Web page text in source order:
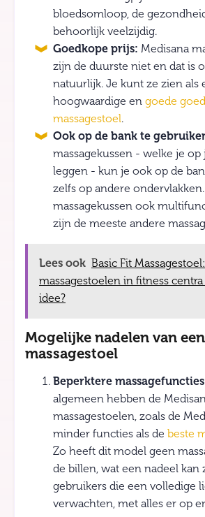
bloedsomloop, de
behoorlijk veelzijdig.
Goedkope prijs: Medisana
zijn de duurste niet en dat is
natuurlijk. Je kunt ze zien als
hoogwaardige en goede
massagestoel.
Ook op de bank te
massagekussen - welke je
leggen - kun je ook op de
zelfs op andere
massagekussen ook
zijn de meeste andere
Lees ook Basic Fit
massagestoelen in fitness
idee?
Mogelijke nadelen van
massagestoel
Beperktere massagefuncties
algemeen hebben de
massagestoelen, zoals de
minder functies als de beste
Zo heeft dit model geen
de billen, wat een nadeel kan
gebruikers die een volledige
verwachten, met alles er op